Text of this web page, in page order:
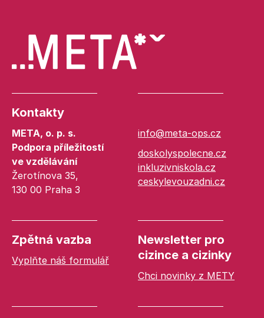
Kontakty
META, o. p. s.
Podpora příležitostí
ve vzdělávání
Žerotínova 35,
130 00 Praha 3
info@meta-ops.cz
doskolyspolecne.cz
inkluzivniskola.cz
ceskylevouzadni.cz
Zpětná vazba
Vyplňte náš formulář
Newsletter pro
cizince a cizinky
Chci novinky z METY